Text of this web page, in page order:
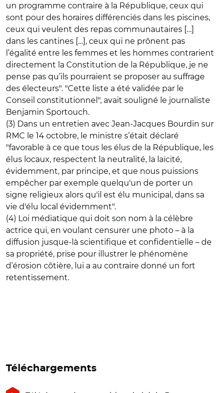
un programme contraire à la République, ceux qui
sont pour des horaires différenciés dans les piscines,
ceux qui veulent des repas communautaires […]
dans les cantines […], ceux qui ne prônent pas
l’égalité entre les femmes et les hommes contrarient
directement la Constitution de la République, je ne
pense pas qu’ils pourraient se proposer au suffrage
des électeurs". "Cette liste a été validée par le
Conseil constitutionnel", avait souligné le journaliste
Benjamin Sportouch.
(3) Dans un entretien avec Jean-Jacques Bourdin sur
RMC le 14 octobre, le ministre s’était déclaré
"favorable à ce que tous les élus de la République, les
élus locaux, respectent la neutralité, la laïcité,
évidemment, par principe, et que nous puissions
empêcher par exemple quelqu'un de porter un
signe religieux alors qu'il est élu municipal, dans sa
vie d'élu local évidemment".
(4) Loi médiatique qui doit son nom à la célèbre
actrice qui, en voulant censurer une photo – à la
diffusion jusque-là scientifique et confidentielle – de
sa propriété, prise pour illustrer le phénomène
d’érosion côtière, lui a au contraire donné un fort
retentissement.
Téléchargements